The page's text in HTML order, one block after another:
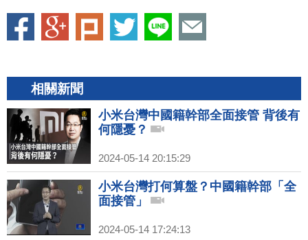
相關新聞
小米台灣中國籍幹部全面接管 背後有
何隱憂？
2024-05-14 20:15:29
小米台灣打何算盤？中國籍幹部「全
面接管」
2024-05-14 17:24:13